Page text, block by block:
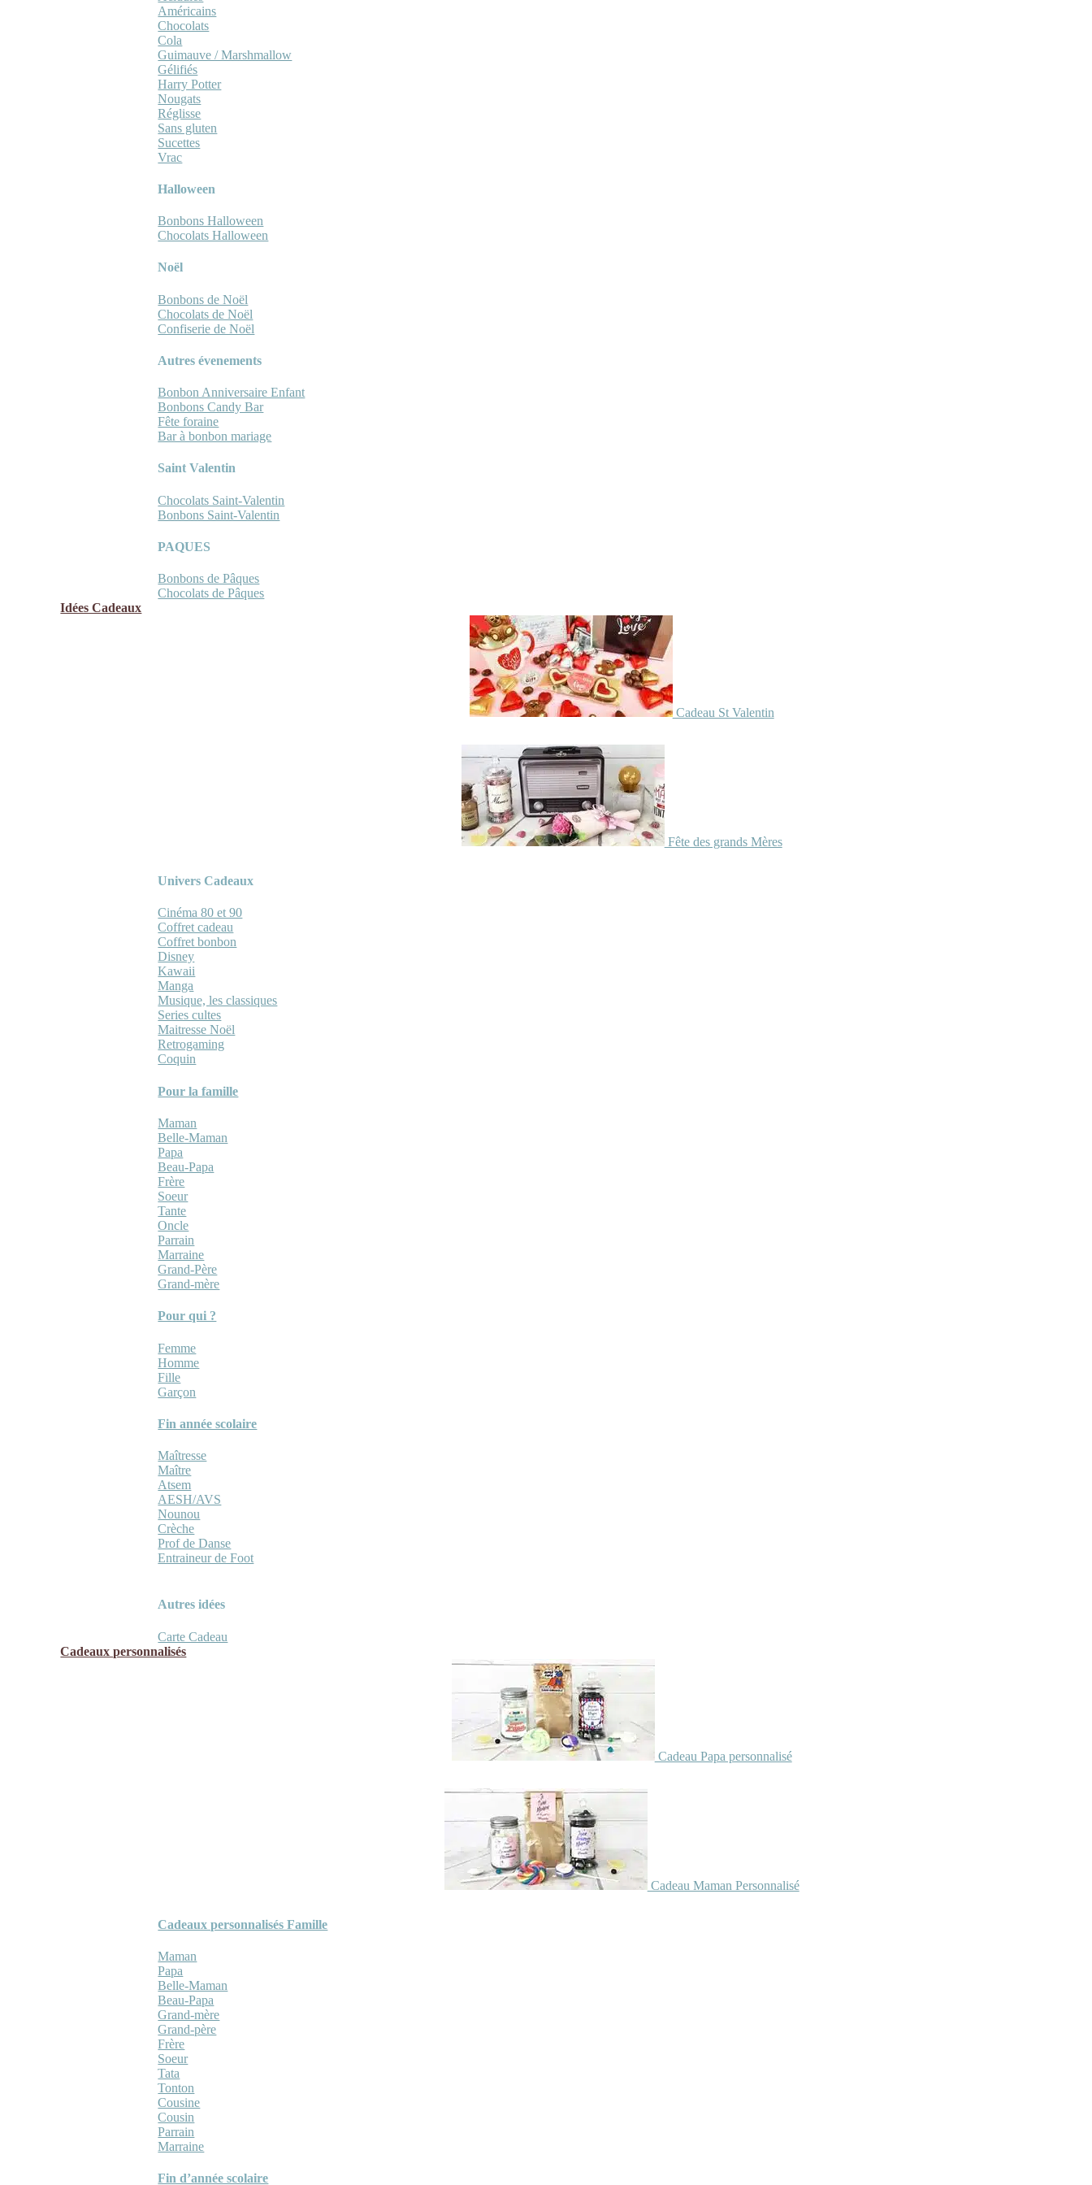
Américains
Chocolats
Cola
Guimauve / Marshmallow
Gélifiés
Harry Potter
Nougats
Réglisse
Sans gluten
Sucettes
Vrac
Halloween
Bonbons Halloween
Chocolats Halloween
Noël
Bonbons de Noël
Chocolats de Noël
Confiserie de Noël
Autres évenements
Bonbon Anniversaire Enfant
Bonbons Candy Bar
Fête foraine
Bar à bonbon mariage
Saint Valentin
Chocolats Saint-Valentin
Bonbons Saint-Valentin
PAQUES
Bonbons de Pâques
Chocolats de Pâques
Idées Cadeaux
Cadeau St Valentin
Fête des grands Mères
Univers Cadeaux
Cinéma 80 et 90
Coffret cadeau
Coffret bonbon
Disney
Kawaii
Manga
Musique, les classiques
Series cultes
Maitresse Noël
Retrogaming
Coquin
Pour la famille
Maman
Belle-Maman
Papa
Beau-Papa
Frère
Soeur
Tante
Oncle
Parrain
Marraine
Grand-Père
Grand-mère
Pour qui ?
Femme
Homme
Fille
Garçon
Fin année scolaire
Maîtresse
Maître
Atsem
AESH/AVS
Nounou
Crèche
Prof de Danse
Entraineur de Foot
Autres idées
Carte Cadeau
Cadeaux personnalisés
Cadeau Papa personnalisé
Cadeau Maman Personnalisé
Cadeaux personnalisés Famille
Maman
Papa
Belle-Maman
Beau-Papa
Grand-mère
Grand-père
Frère
Soeur
Tata
Tonton
Cousine
Cousin
Parrain
Marraine
Fin d’année scolaire